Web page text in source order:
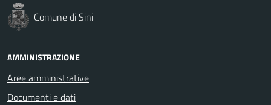
Comune di Sini
AMMINISTRAZIONE
Aree amministrative
Documenti e dati